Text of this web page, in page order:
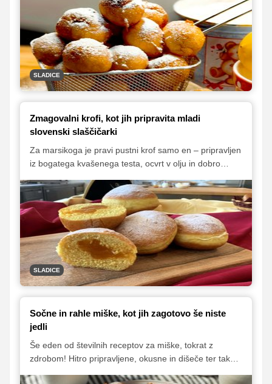
zahteva tehtanja ali uporabe mešalnika – vse, kar
potrebujete, je nekaj osnovnih sestavin, lonček za
merjenje in kuhalnica. Rezultat? Mehke, rahle in sočne
miške, ki bodo navdušile vse sladkosnede.
SLADICE
Zmagovalni krofi, kot jih pripravita mladi
slovenski slaščičarki
Za marsikoga je pravi pustni krof samo en – pripravljen
iz bogatega kvašenega testa, ocvrt v olju in dobro
tudi lepe zlato rjave barve in mora imeti tudi značilen
bel obroč ali krancelj. Da vse to dosežemo, ni tako
enostavno, zato smo se po nasvete obrnili na mladi
slaščičarki Stelo Špoljar in Leo Sterle, ki sta lansko leto
na tekmovanju pometli s konkurenco in pripravili kar
dva najboljša krofa.
SLADICE
Sočne in rahle miške, kot jih zagotovo še niste
jedli
Še eden od številnih receptov za miške, tokrat z
zdrobom! Hitro pripravljene, okusne in dišeče ter tako